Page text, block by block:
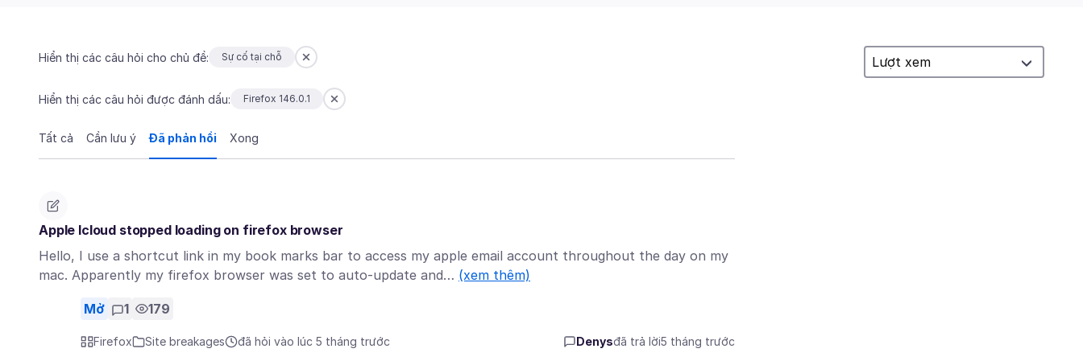
Hiển thị các câu hỏi cho chủ đề: Sự cố tại chỗ
Hiển thị các câu hỏi được đánh dấu: Firefox 146.0.1
Tất cả Cần lưu ý Đã phản hồi Xong
Apple Icloud stopped loading on firefox browser
Hello, I use a shortcut link in my book marks bar to access my apple email account throughout the day on my
mac. Apparently my firefox browser was set to auto-update and… (xem thêm)
Mở 1 179
Firefox Site breakages đã hỏi vào lúc 5 tháng trước Denysđã trả lời5 tháng trước